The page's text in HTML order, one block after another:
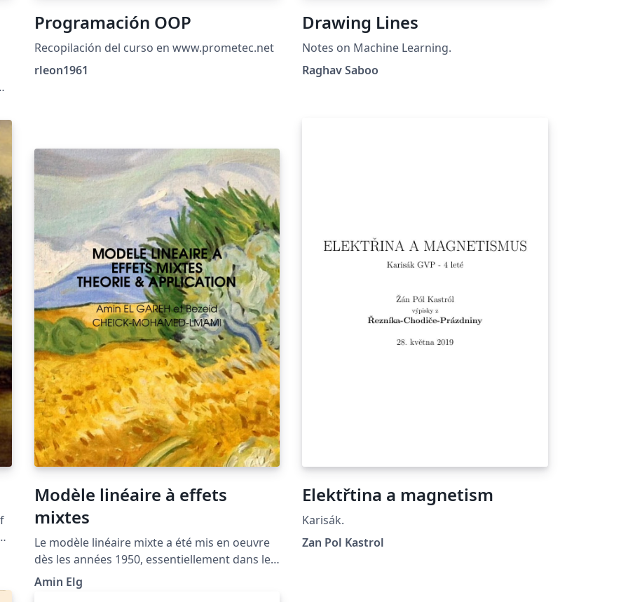
Programación OOP
Recopilación del curso en www.prometec.net
rleon1961
Drawing Lines
Notes on Machine Learning.
Raghav Saboo
Modèle linéaire à effets
mixtes
Le modèle linéaire mixte a été mis en oeuvre
dès les années 1950, essentiellement dans le
domaine de la génétique animale (réf.
Henderson[1],[2]). Il n’a toutefois connu une
Amin Elg
Elektřtina a magnetism
Karisák.
Zan Pol Kastrol